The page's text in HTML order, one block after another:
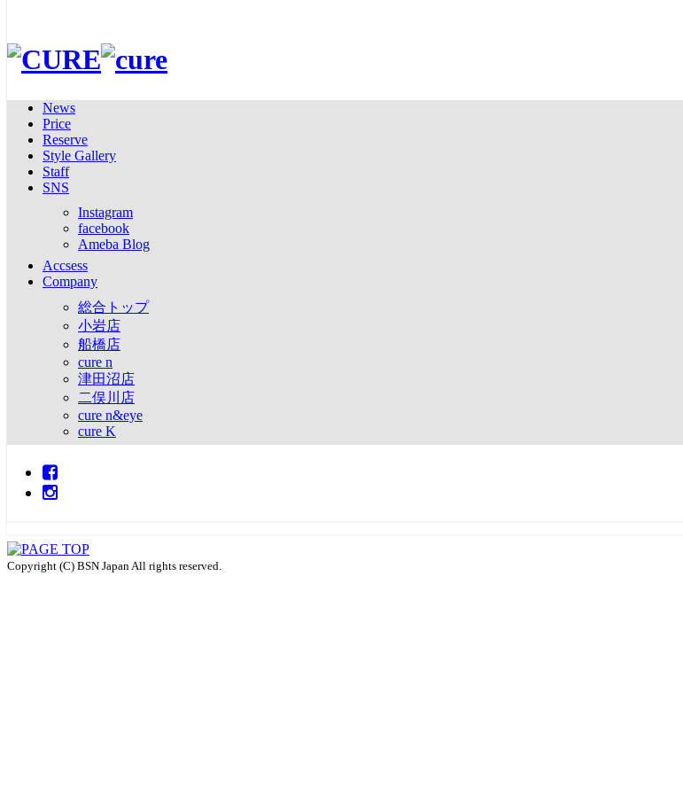
TOP
News
Reserve
Style Gallery
Staff
SNS
Accsess
Company
総合トップ
小岩店
船橋店
cure n
津田沼店
二俣川店
cure n&eye
cure K
045-366-3028
9:00 am
FACEBOOK
News
Price
Reserve
Style Gallery
Staff
SNS
Instagram
facebook
Ameba Blog
Accsess
Company
総合トップ
小岩店
船橋店
cure n
津田沼店
二俣川店
cure n&eye
cure K
ホーム>二俣川店のニュース
- 2018/02/23 (金) -
10月から販売スタートしたオリジナルシャンプー
沢山のお客様に使っていただいております！
「艶が出た」「サラサラになった」とお客様から好評です！！
これからも沢山のお客様に使っていただきたいので
2月24日から28日までの5日間限定で
オリジナルシャンプーゲリラSALEを開催します☆
ボトルも詰め替えも20%OFFです！
ぜひお買い求めください♪
オリジナルシャンプー使用後の動画が
cure二俣川店のInstagramにUPされてるので
そちらもぜひ見てみてください！
アカウント→@cure_futamatagawa
リップクリーム「雫」
Copyright (C) BSN Japan All rights reserved.